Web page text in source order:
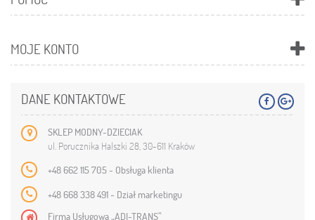
MOJE KONTO
DANE KONTAKTOWE
SKLEP MODNY-DZIECIAK
ul. Porucznika Halszki 28, 30-611 Kraków
+48 662 115 705 - Obsługa klienta
+48 668 338 491 - Dział marketingu
Firma Usługowa „ADI-TRANS”